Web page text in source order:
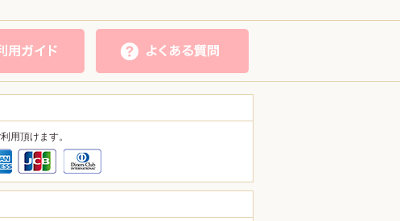
用頂けます。